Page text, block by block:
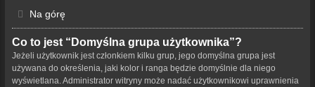
Na górę
Co to jest “Domyślna grupa użytkownika”?
Jeżeli użytkownik jest członkiem kilku grup, jego domyślna grupa jest
używana do określenia, jaki kolor i ranga będzie domyślnie dla niego
wyświetlana. Administrator witryny może nadać użytkownikowi uprawnienia